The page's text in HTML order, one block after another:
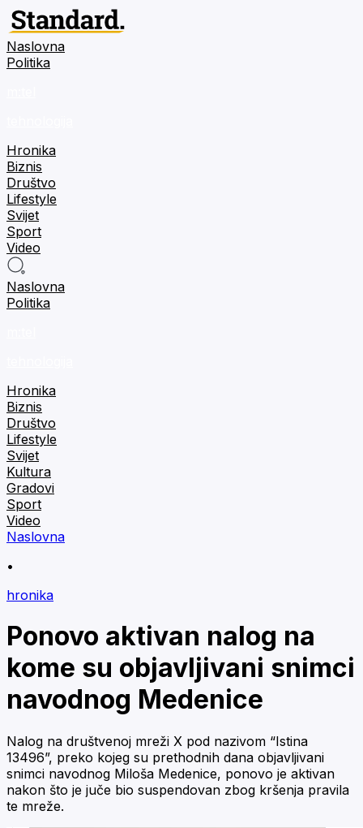
Naslovna
Politika
Hronika
Biznis
Društvo
Lifestyle
Svijet
Sport
Video
Naslovna
Politika
Hronika
Biznis
Društvo
Lifestyle
Svijet
Kultura
Gradovi
Sport
Video
Naslovna
•
hronika
Ponovo aktivan nalog na
kome su objavljivani snimci
navodnog Medenice
Nalog na društvenoj mreži X pod nazivom “Istina
13496”, preko kojeg su prethodnih dana objavljivani
snimci navodnog Miloša Medenice, ponovo je aktivan
nakon što je juče bio suspendovan zbog kršenja pravila
te mreže.